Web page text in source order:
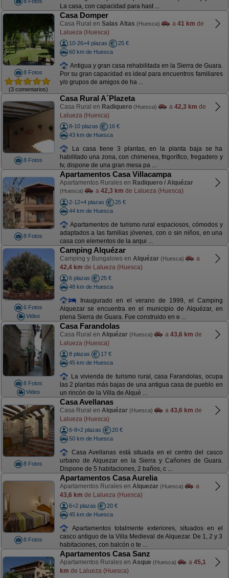
La casa, con capacidad para hast ...
8 Fotos
(3 comentarios)
Casa Domper
Casa Rural en Salas Altas (Huesca) a 41 km de
Lalueza (Huesca)
10-26+4 plazas
25 €
60 km de Huesca
Antigua y gran casa rehabilitada en la Sierra de Guara.
Por su gran capacidad es ideal para encuentros familiares
y/o grupos de amigos de ha ...
8 Fotos
Casa Rural A´Plazeta
Casa Rural en Radiquero (Huesca) a 42,3 km de
Lalueza (Huesca)
8-10 plazas
16 €
43 km de Huesca
La casa tiene 3 plantas, en la planta baja se ha
habilitado una zona, con chimenea, frigorífico, fregadero y
tv, dispone de una gran mesa pa ...
8 Fotos
Apartamentos Casa Villacampa
Apartamentos Rurales en Radiquero / Alquézar
(Huesca) a 42,3 km de Lalueza (Huesca)
2-12+4 plazas
25 €
44 km de Huesca
Apartamentos de turismo rural espaciosos, cómodos y
adaptados a las familias jóvenes, con o sin niños, en una
casa con elementos de la arqui ...
6 Fotos
Video
Camping Alquézar
Camping y Bungalows en Alquézar (Huesca)
a
42,4 km de Lalueza (Huesca)
6 plazas
25 €
48 km de Huesca
Inaugurado en el verano de 1999, el Camping
Alquezar se encuentra en el municipio de Alquézar, en
plena Sierra de Guara. Fue construido en e ...
8 Fotos
Video
Casa Farandolas
Casa Rural en Alquézar (Huesca) a 43,6 km de
Lalueza (Huesca)
8 plazas
17 €
45 km de Huesca
La vivienda de turismo rural, casa Farandolas, ocupa
las 2 plantas más bajas de una antigua casa de pueblo en
un rincón de la Villa de Alqué ...
8 Fotos
Casa Avellanas
Casa Rural en Alquézar (Huesca) a 43,6 km de
Lalueza (Huesca)
6-8+2 plazas
20 €
50 km de Huesca
Casa Avellanas está situada en el centro del casco
urbano de Alquezar en la Sierra y Cañones de Guara.
Dispone de 5 habitaciones, 2 baños, c ...
8 Fotos
Apartamentos Casa Aurelia
Apartamentos Rurales en Alquezar (Huesca)
a
43,6 km de Lalueza (Huesca)
6+2 plazas
20 €
45 km de Huesca
Apartamentos totalmente exteriores, situados en el
casco antiguo de la Villa Medieval de Alquezar. De 1, 2 y 3
habitaciones, con balcón o te ...
Apartamentos Casa Sanz
Apartamentos Rurales en Asque (Huesca) a 45,1
km de Lalueza (Huesca)